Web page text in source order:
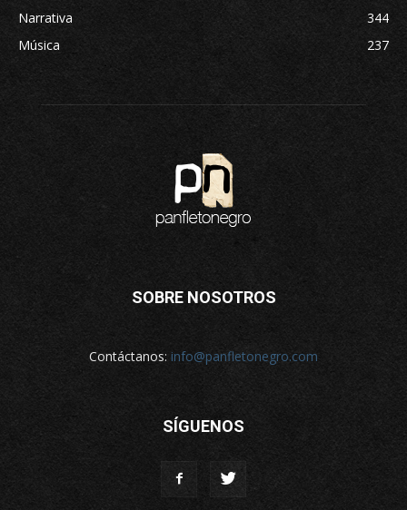
Narrativa
344
Música
237
SOBRE NOSOTROS
Contáctanos: info@panfletonegro.com
SÍGUENOS